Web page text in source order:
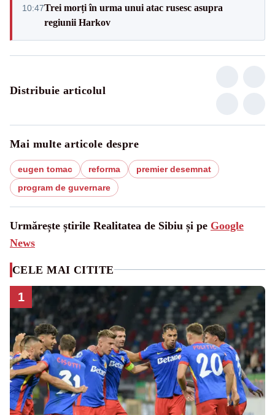
10:47Trei morți în urma unui atac rusesc asupra
regiunii Harkov
Distribuie articolul
Mai multe articole despre
eugen tomac reforma
premier desemnat
program de guvernare
Urmărește știrile Realitatea de Sibiu și pe Google
News
CELE MAI CITITE
1